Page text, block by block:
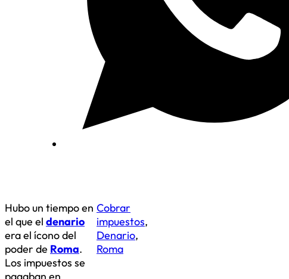
Hubo un tiempo en
el que el denario
era el ícono del
poder de Roma.
Los impuestos se
Cobrar
impuestos,
Denario,
Roma